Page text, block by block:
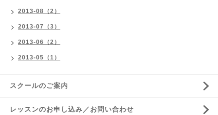
2013-08（2）
2013-07（3）
2013-06（2）
2013-05（1）
スクールのご案内
レッスンのお申し込み／お問い合わせ